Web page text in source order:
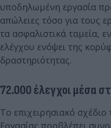
υποδηλωμένη εργασία
απώλειες τόσο για τους
τα ασφαλιστικά ταμεία,
ελέγχου ενόψει της
δραστηριότητας.
72.000 έλεγχοι μέσα
Το επιχειρησιακό
Εργασίας προβλέπει